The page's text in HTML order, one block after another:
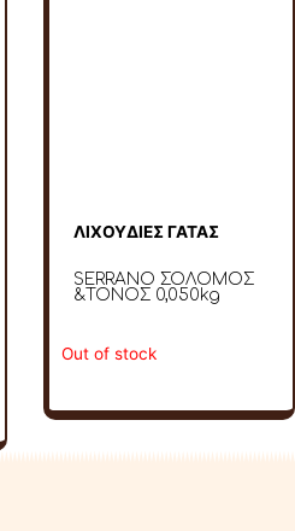
ΛΙΧΟΥΔΙΕΣ ΓΑΤΑΣ
SERRANO ΣΟΛΟΜΟΣ
&ΤΟΝΟΣ 0,050kg
Out of stock